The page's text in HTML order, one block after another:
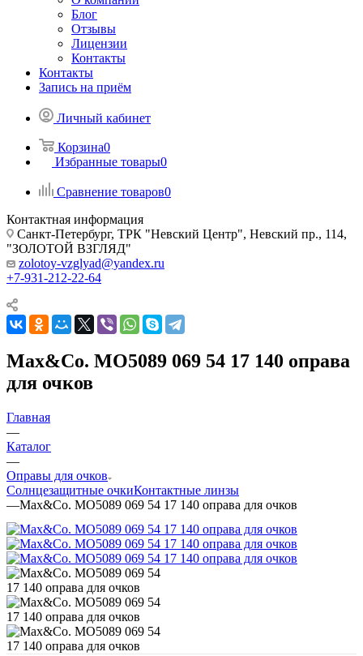
Блог
Отзывы
Лицензии
Контакты
Контакты
Запись на приём
Личный кабинет
Корзина0
Избранные товары0
Сравнение товаров0
Контактная информация
Санкт-Петербург, ТРК "Невский Центр", Невский пр., 114,
"ЗОЛОТОЙ ВЗГЛЯД"
zolotoy-vzglyad@yandex.ru
+7-931-212-22-64
Max&Co. MO5089 069 54 17 140 оправа
для очков
Главная
—
Каталог
—
Оправы для очков
Солнцезащитные очкиКонтактные линзы
—Max&Co. MO5089 069 54 17 140 оправа для очков